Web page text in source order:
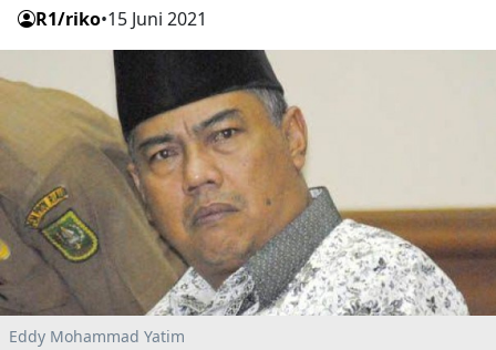
R1/riko•15 Juni 2021
Eddy Mohammad Yatim